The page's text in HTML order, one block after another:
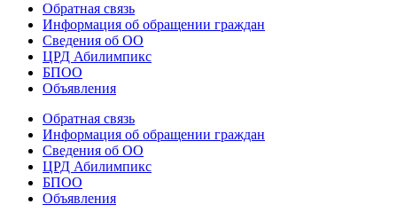
Обратная связь
Информация об обращении граждан
Сведения об ОО
ЦРД Абилимпикс
БПОО
Объявления
Обратная связь
Информация об обращении граждан
Сведения об ОО
ЦРД Абилимпикс
БПОО
Объявления